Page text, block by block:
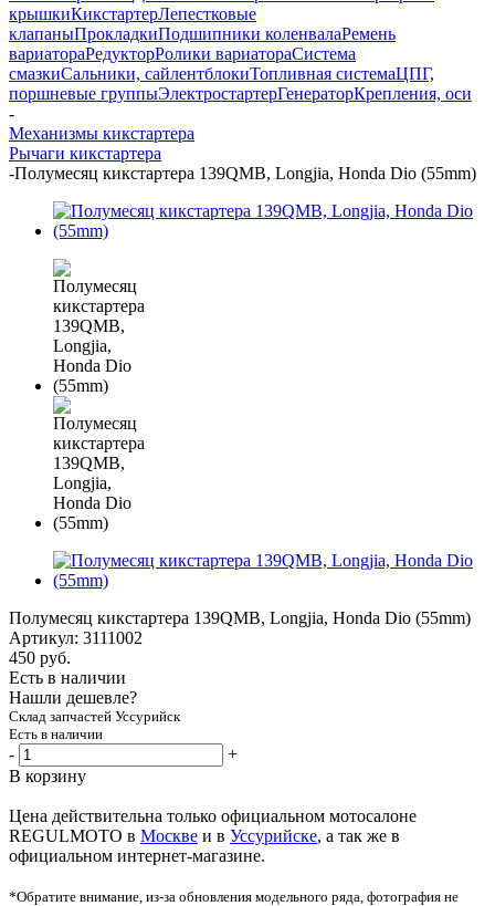
крышкиКикстартерЛепестковые
клапаныПрокладкиПодшипники коленвалаРемень
вариатораРедукторРолики вариатораСистема
смазкиСальники, сайлентблокиТопливная системаЦПГ,
поршневые группыЭлектростартерГенераторКрепления, оси
-
Механизмы кикстартера
Рычаги кикстартера
-Полумесяц кикстартера 139QMB, Longjia, Honda Dio (55mm)
Полумесяц кикстартера 139QMB, Longjia, Honda Dio (55mm)
Артикул: 3111002
450 руб.
Есть в наличии
Нашли дешевле?
Склад запчастей Уссурийск
Есть в наличии
-
+
В корзину
Цена действительна только официальном мотосалоне
REGULMOTO в Москве и в Уссурийске, а так же в
официальном интернет-магазине.
*Обратите внимание, из-за обновления модельного ряда, фотография не